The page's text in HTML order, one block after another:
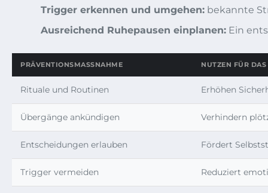
Trigger erkennen und umgehen: bekannte
Ausreichend Ruhepausen einplanen: Ein
PRÄVENTIONSMASSNAHME NUTZEN FÜR
Rituale und Routinen Erhöhen
Übergänge ankündigen Verhindern
Entscheidungen erlauben Fördert
Trigger vermeiden Reduziert